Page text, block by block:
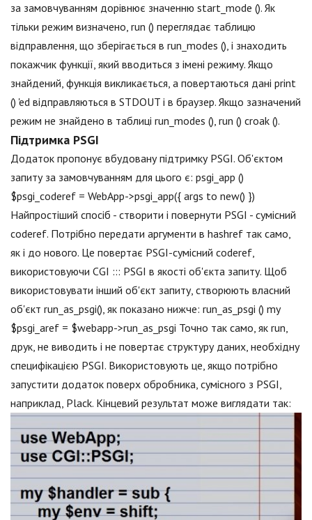
за замовчуванням дорівнює значенню start_mode (). Як
тільки режим визначено, run () переглядає таблицю
відправлення, що зберігається в run_modes (), і знаходить
покажчик функції, який вводиться з імені режиму. Якщо
знайдений, функція викликається, а повертаються дані print
() 'ed відправляються в STDOUT і в браузер. Якщо зазначений
режим не знайдено в таблиці run_modes (), run () croak ().
Підтримка PSGI
Додаток пропонує вбудовану підтримку PSGI. Об'єктом
запиту за замовчуванням для цього є: psgi_app ()
$psgi_coderef = WebApp->psgi_app({ args to new() })
Найпростіший спосіб - створити і повернути PSGI - сумісний
coderef. Потрібно передати аргументи в hashref так само,
як і до нового. Це повертає PSGI-сумісний coderef,
використовуючи CGI ::: PSGI в якості об'єкта запиту. Щоб
використовувати інший об'єкт запиту, створюють власний
об'єкт run_as_psgi(), як показано нижче: run_as_psgi () my
$psgi_aref = $webapp->run_as_psgi Точно так само, як run,
друк, не виводить і не повертає структуру даних, необхідну
специфікацією PSGI. Використовують це, якщо потрібно
запустити додаток поверх обробника, сумісного з PSGI,
наприклад, Plack. Кінцевий результат може виглядати так: